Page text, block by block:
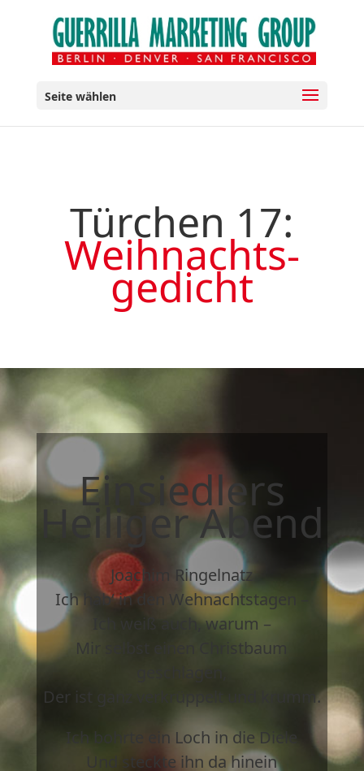
Seite wählen
Türchen 17:
Weihnachts-
gedicht
Einsiedlers
Heiliger Abend
Joachim Ringelnatz
Ich hab‘ in den Wehnachtstagen –
Ich weiß auch, warum –
Mir selbst einen Christbaum
Der ist ganz verkrüppelt und krumm.
Ich bohrte ein Loch in die Diele
Und steckte ihn da hinein